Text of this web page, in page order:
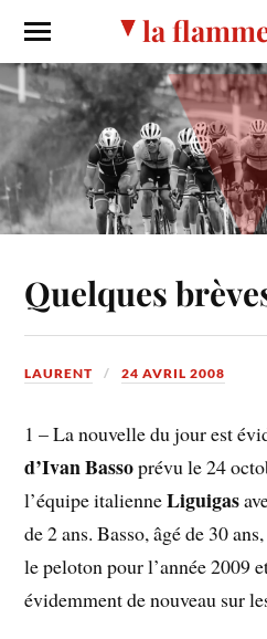
la
Quelques
LAURENT 24 AVRIL 2008
1 – La nouvelle du jour est
d’Ivan Bassoprévu le 24
l’équipe italienneLiguigas
de 2 ans. Basso, âgé de 30
le peloton pour l’année 2009
évidemment de nouveau sur